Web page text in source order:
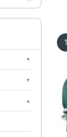
▼
▼
▲
1